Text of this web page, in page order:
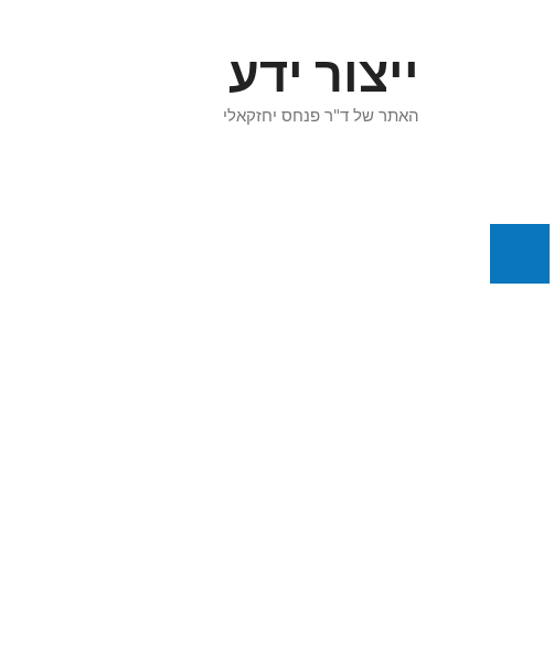
ייצור ידע
האתר של ד"ר פנחס יחזקאלי